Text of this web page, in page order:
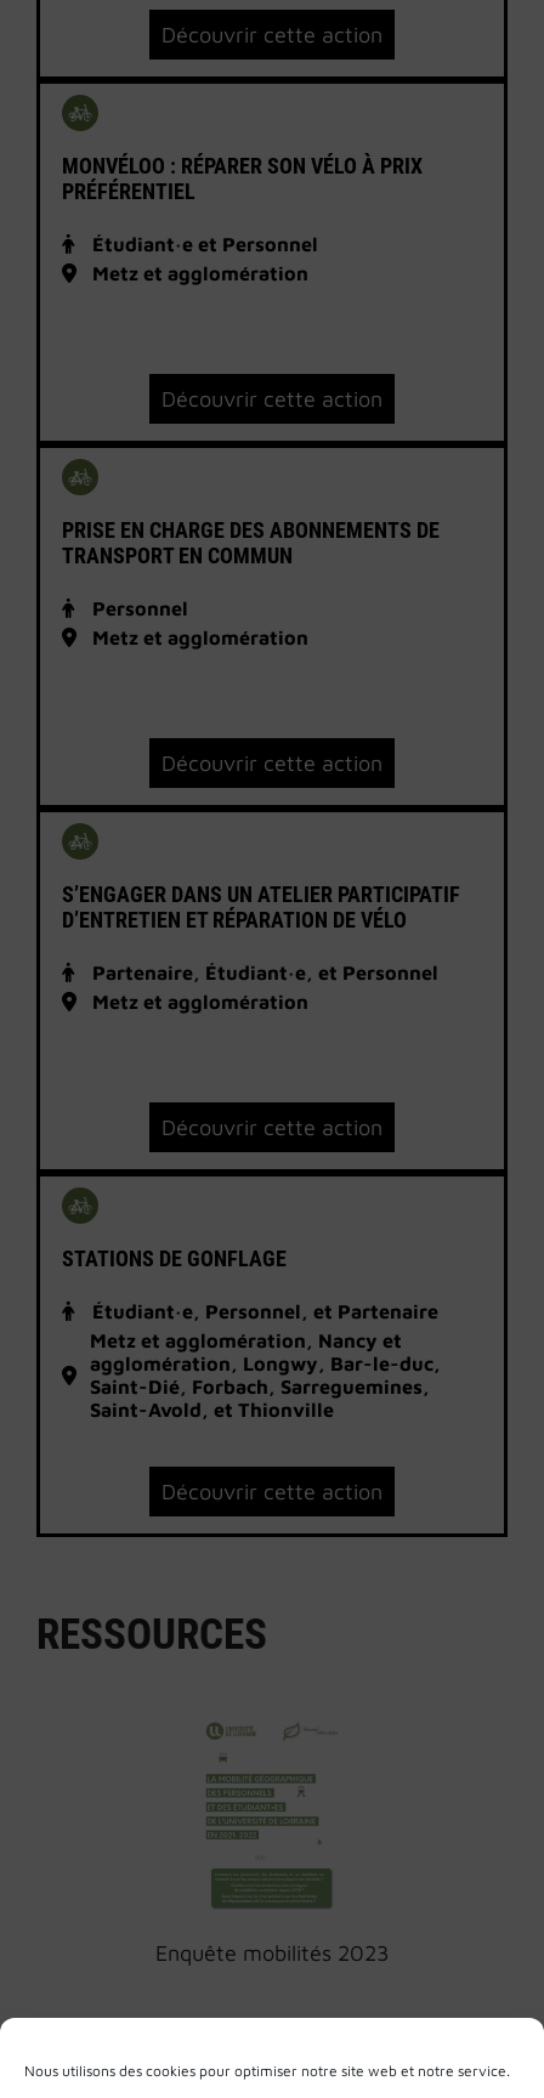
Nous utilisons des cookies pour optimiser notre site web et notre service.
Découvrir cette action
MONVÉLOO : RÉPARER SON VÉLO À PRIX
PRÉFÉRENTIEL
Étudiant·e et Personnel
Metz et agglomération
Découvrir cette action
PRISE EN CHARGE DES ABONNEMENTS DE
TRANSPORT EN COMMUN
Personnel
Metz et agglomération
Découvrir cette action
S’ENGAGER DANS UN ATELIER PARTICIPATIF
D’ENTRETIEN ET RÉPARATION DE VÉLO
Partenaire, Étudiant·e, et Personnel
Metz et agglomération
Découvrir cette action
STATIONS DE GONFLAGE
Étudiant·e, Personnel, et Partenaire
Metz et agglomération, Nancy et
agglomération, Longwy, Bar-le-duc,
Saint-Dié, Forbach, Sarreguemines,
Saint-Avold, et Thionville
Découvrir cette action
RESSOURCES
Enquête mobilités 2023